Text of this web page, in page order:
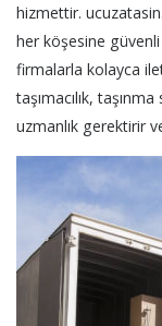
hizmettir.
her köşesine
firmalarla kolayca
taşımacılık,
uzmanlık gerektirir